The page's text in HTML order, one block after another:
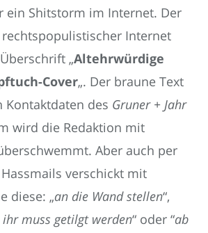
ein Shitstorm im Internet. Der
Internet
„Altehrwürdige
Cover„. Der braune Text
Kontaktdaten des Gruner + Jahr
wird die Redaktion mit
Aber auch per
verschickt mit
diese: „an die Wand stellen“,
muss getilgt werden“ oder “ab